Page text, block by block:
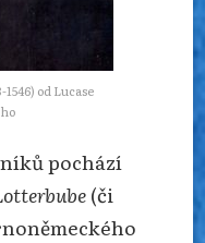
od Lucase
pochází
(či